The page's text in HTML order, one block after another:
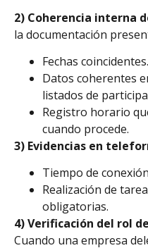
2) Coherencia interna
la documentación
Fechas coincidentes.
Datos coherentes
listados de
Registro horario
cuando procede.
3) Evidencias en
Tiempo de
Realización de
obligatorias.
4) Verificación del rol
Cuando una empresa